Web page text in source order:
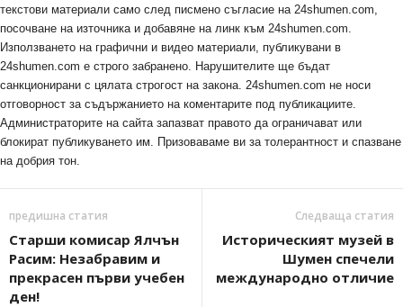
текстови материали само след писмено съгласие на 24shumen.com,
посочване на източника и добавяне на линк към 24shumen.com.
Използването на графични и видео материали, публикувани в
24shumen.com е строго забранено. Нарушителите ще бъдат
санкционирани с цялата строгост на закона. 24shumen.com не носи
отговорност за съдържанието на коментарите под публикациите.
Администраторите на сайта запазват правото да ограничават или
блокират публикуването им. Призоваваме ви за толерантност и спазване
на добрия тон.
предишна статия
Старши комисар Ялчън
Расим: Незабравим и
прекрасен първи учебен
ден!
Следваща статия
Историческият музей в
Шумен спечели
международно отличие